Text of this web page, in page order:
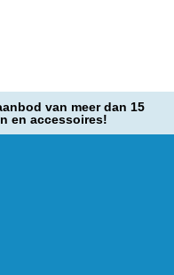
van meer dan 15
en accessoires!